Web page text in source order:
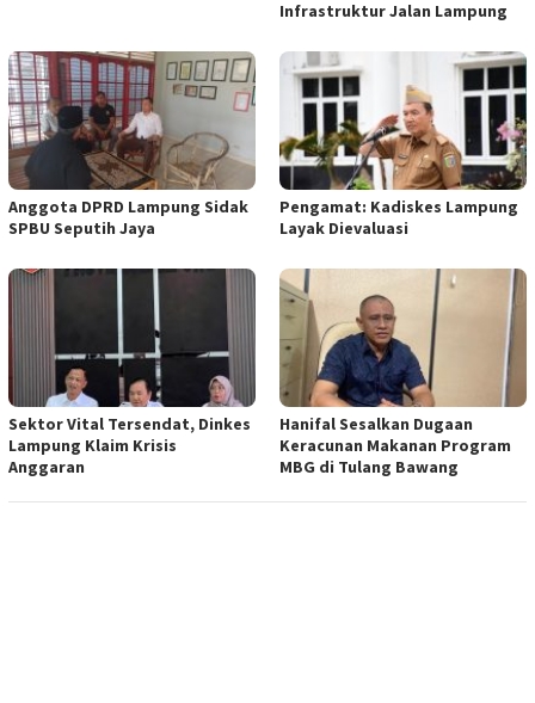
Infrastruktur Jalan Lampung
Anggota DPRD Lampung Sidak
SPBU Seputih Jaya
Pengamat: Kadiskes Lampung
Layak Dievaluasi
Sektor Vital Tersendat, Dinkes
Lampung Klaim Krisis
Anggaran
Hanifal Sesalkan Dugaan
Keracunan Makanan Program
MBG di Tulang Bawang